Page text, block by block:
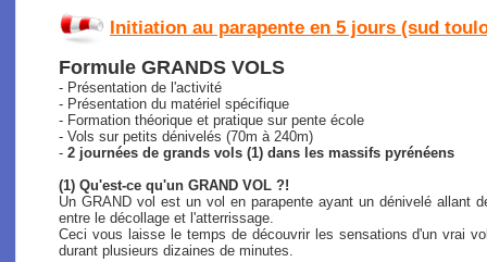
Initiation au parapente en 5 jours (sud
Formule GRANDS VOLS
- Présentation de l'activité
- Présentation du matériel spécifique
- Formation théorique et pratique sur pente école
- Vols sur petits dénivelés (70m à 240m)
- 2 journées de grands vols (1) dans les massifs pyrénéens
(1) Qu'est-ce qu'un GRAND VOL ?!
Un GRAND vol est un vol en parapente ayant un dénivelé allant
entre le décollage et l'atterrissage.
Ceci vous laisse le temps de découvrir les sensations d'un vrai
durant plusieurs dizaines de minutes.